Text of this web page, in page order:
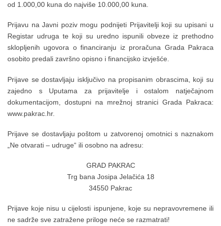
od 1.000,00 kuna do najviše 10.000,00 kuna.
Prijavu na Javni poziv mogu podnijeti Prijavitelji koji su upisani u
Registar udruga te koji su uredno ispunili obveze iz prethodno
sklopljenih ugovora o financiranju iz proračuna Grada Pakraca
osobito predali završno opisno i financijsko izvješće.
Prijave se dostavljaju isključivo na propisanim obrascima, koji su
zajedno s Uputama za prijavitelje i ostalom natječajnom
dokumentacijom, dostupni na mrežnoj stranici Grada Pakraca:
www.pakrac.hr.
Prijave se dostavljaju poštom u zatvorenoj omotnici s naznakom
„Ne otvarati – udruge“ ili osobno na adresu:
GRAD PAKRAC
Trg bana Josipa Jelačića 18
34550 Pakrac
Prijave koje nisu u cijelosti ispunjene, koje su nepravovremene ili
ne sadrže sve zatražene priloge neće se razmatrati!